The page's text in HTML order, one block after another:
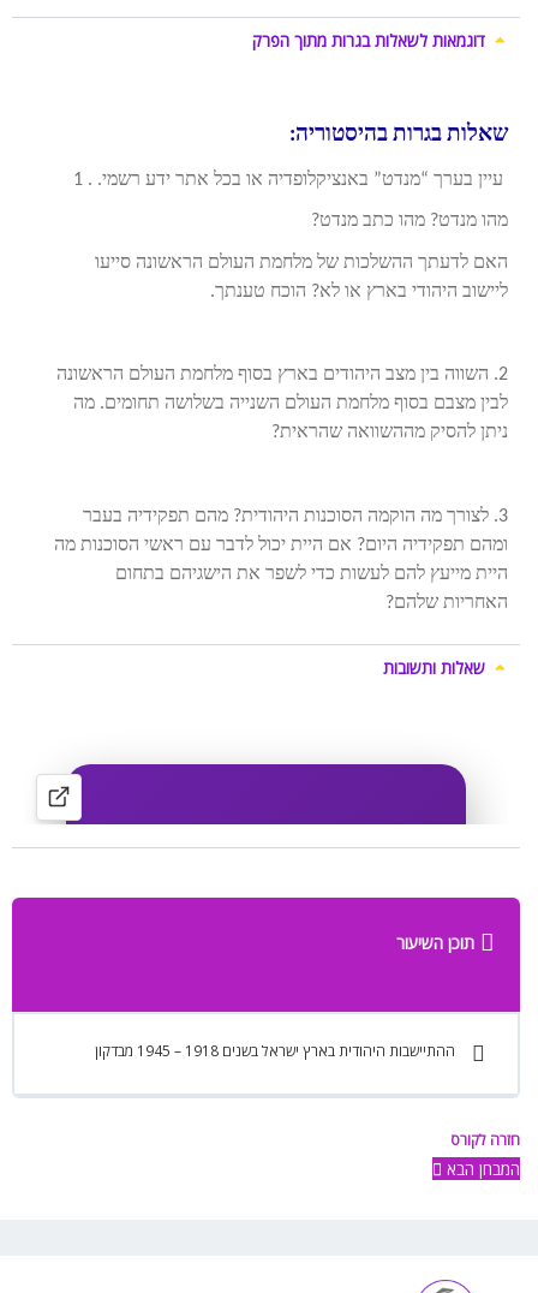
דוגמאות לשאלות בגרות מתוך הפרק
שאלות בגרות בהיסטוריה:
עיין בערך “מנדט” באנציקלופדיה או בכל אתר ידע רשמי. . 1
מהו מנדט? מהו כתב מנדט?
האם לדעתך ההשלכות של מלחמת העולם הראשונה סייעו
ליישוב היהודי בארץ או לא? הוכח טענתך.
2. השווה בין מצב היהודים בארץ בסוף מלחמת העולם הראשונה
לבין מצבם בסוף מלחמת העולם השנייה בשלושה תחומים. מה
ניתן להסיק מההשוואה שהראית?
3. לצורך מה הוקמה הסוכנות היהודית? מהם תפקידיה בעבר
ומהם תפקידיה היום? אם היית יכול לדבר עם ראשי הסוכנות מה
היית מייעץ להם לעשות כדי לשפר את הישגיהם בתחום
האחריות שלהם?
שאלות ותשובות
תוכן השיעור
ההתיישבות היהודית בארץ ישראל בשנים 1918 – 1945 מבדקון
חזרה לקורס
המבחן הבא